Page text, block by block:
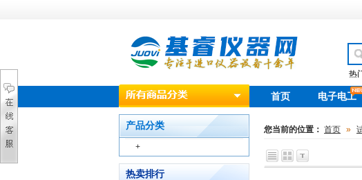
热
首页 电子电工
new
产品分类
+
热卖排行
您当前的位置： 首页 »